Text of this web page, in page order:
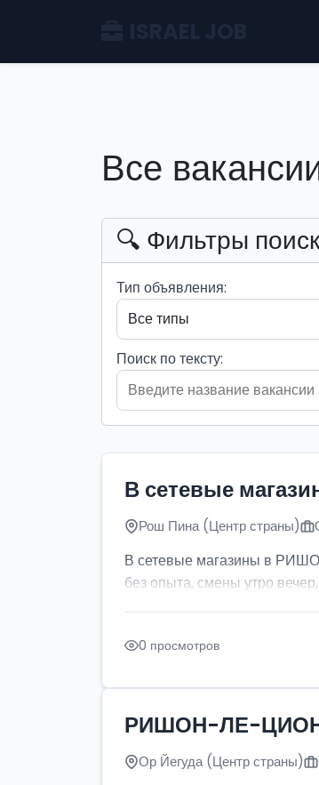
Все
🔍 Фильтры
Тип объявления:
Поиск по тексту:
В сетевые
Рош Пина (Центр страны)
В сетевые магазины в
без опыта, смены утро
0 просмотров
РИШОН-ЛЕ-
Ор Йегуда (Центр страны)